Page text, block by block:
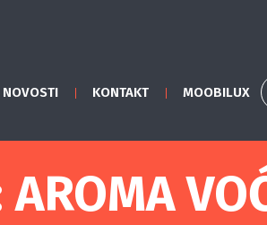
NOVOSTI KONTAKT MOOBILUX